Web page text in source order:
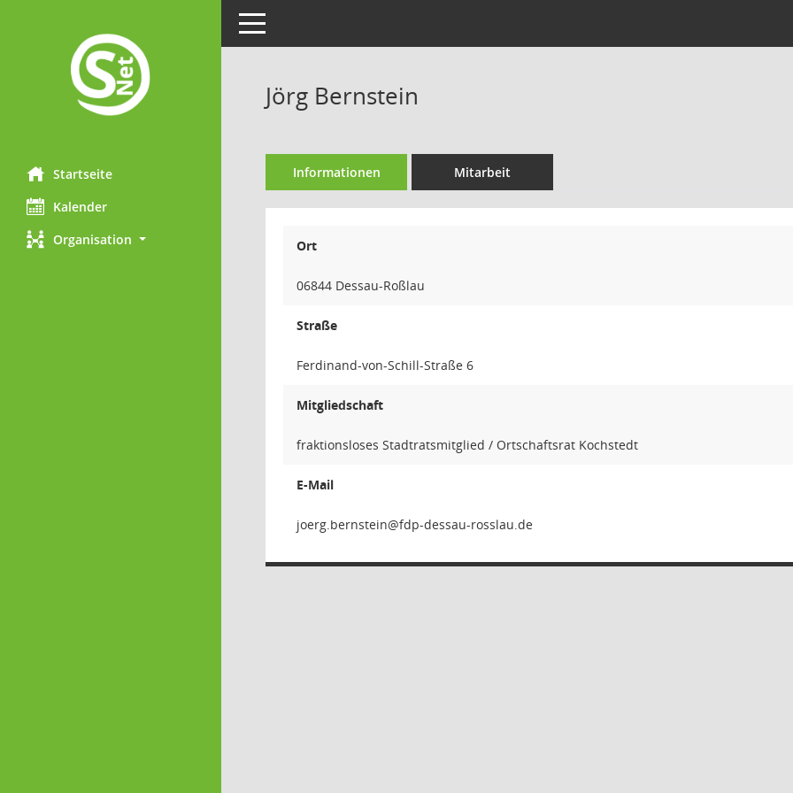
Startseite
Kalender
Organisation
Toggle navigation
Jörg Bernstein
Informationen Mitarbeit
Ort
06844 Dessau-Roßlau
Straße
Ferdinand-von-Schill-Straße 6
Mitgliedschaft
fraktionsloses Stadtratsmitglied / Ortschaftsrat Kochstedt
E-Mail
nietsnr